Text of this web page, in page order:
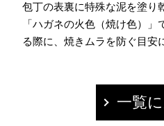
包丁の表裏に特殊な泥を塗り
「ハガネの火色（焼け色）
る際に、焼きムラを防ぐ目安
一覧